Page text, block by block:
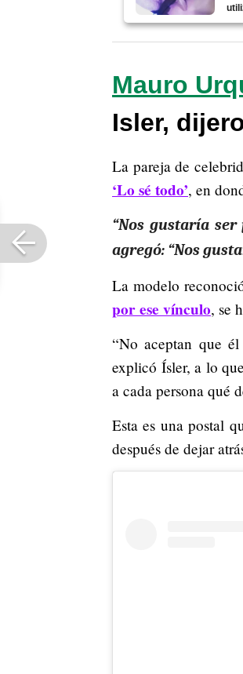
Mauro
Isler,
La pareja de
‘Lo sé todo’, en
“Nos gustaría
agregó: “Nos
La modelo
por ese vínculo, se
“No aceptan que
explicó Ísler, a lo
a cada persona qué
Esta es una postal
después de dejar